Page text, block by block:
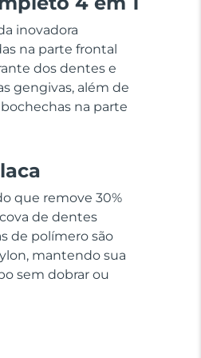
inovadora
na parte frontal
dos dentes e
gengivas, além de
na parte
que remove 30%
de dentes
de polímero são
mantendo sua
sem dobrar ou